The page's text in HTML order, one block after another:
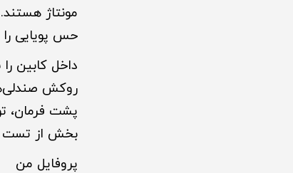
مونتاژ
حس پویایی
داخل کابین
روکش
پشت فرمان،
بخش از تست
پروفایل من